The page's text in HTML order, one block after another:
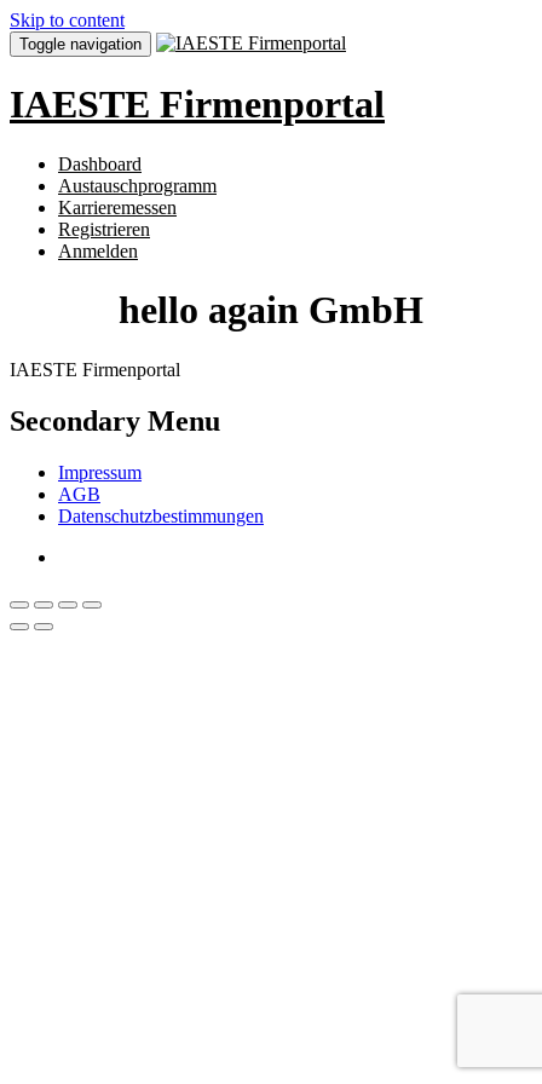
Skip to content
Toggle navigation
IAESTE Firmenportal
Dashboard
Austauschprogramm
Karrieremessen
Registrieren
Anmelden
hello again GmbH
IAESTE Firmenportal
Secondary Menu
Impressum
AGB
Datenschutzbestimmungen